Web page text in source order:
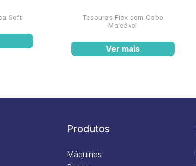
Soft
Tesouras Flex com Cabo
Maleável
Ver mais
Produtos
Máquinas